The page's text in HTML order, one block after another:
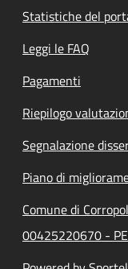
Statistiche del
Leggi le FAQ
Pagamenti
Riepilogo
Segnalazione
Piano di
Comune di
00425220670 -